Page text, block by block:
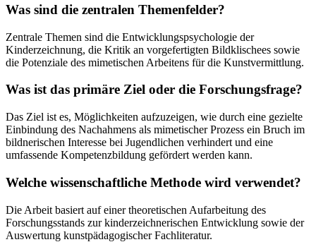
Was sind die zentralen Themenfelder?
Zentrale Themen sind die Entwicklungspsychologie der
Kinderzeichnung, die Kritik an vorgefertigten Bildklischees sowie
die Potenziale des mimetischen Arbeitens für die Kunstvermittlung.
Was ist das primäre Ziel oder die Forschungsfrage?
Das Ziel ist es, Möglichkeiten aufzuzeigen, wie durch eine gezielte
Einbindung des Nachahmens als mimetischer Prozess ein Bruch im
bildnerischen Interesse bei Jugendlichen verhindert und eine
umfassende Kompetenzbildung gefördert werden kann.
Welche wissenschaftliche Methode wird verwendet?
Die Arbeit basiert auf einer theoretischen Aufarbeitung des
Forschungsstands zur kinderzeichnerischen Entwicklung sowie der
Auswertung kunstpädagogischer Fachliteratur.